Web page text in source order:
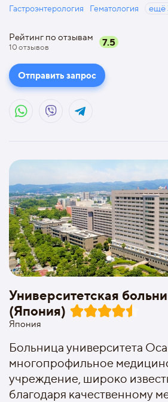
Гастроэнтерология Гематология ещё
Рейтинг по отзывам
10отзывов 7.5
Отправить запрос
Университетская
(Япония)
Япония
Больница университета
многопрофильное
учреждение, широко
благодаря качественному